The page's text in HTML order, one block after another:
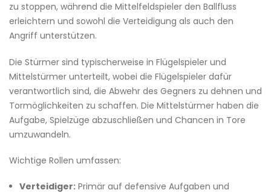
zu stoppen, während die Mittelfeldspieler den Ballfluss
erleichtern und sowohl die Verteidigung als auch den
Angriff unterstützen.
Die Stürmer sind typischerweise in Flügelspieler und
Mittelstürmer unterteilt, wobei die Flügelspieler dafür
verantwortlich sind, die Abwehr des Gegners zu dehnen und
Tormöglichkeiten zu schaffen. Die Mittelstürmer haben die
Aufgabe, Spielzüge abzuschließen und Chancen in Tore
umzuwandeln.
Wichtige Rollen umfassen:
Verteidiger: Primär auf defensive Aufgaben und